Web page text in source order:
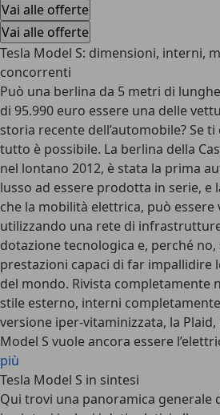
Vai alle offerte
Vai alle offerte
Tesla Model S: dimensioni, interni,
concorrenti
Può una berlina da 5 metri di
di 95.990 euro essere una delle
storia recente dell’automobile? Se ti
tutto è possibile. La berlina della
nel lontano 2012, è stata la prima
lusso ad essere prodotta in serie, e
che la mobilità elettrica, può
utilizzando una rete di
dotazione tecnologica e, perché
prestazioni capaci di far impallidire
del mondo. Rivista completamente
stile esterno, interni
versione iper-vitaminizzata, la Plaid,
Model S vuole ancora essere
più
Tesla Model S in sintesi
Qui trovi una panoramica generale